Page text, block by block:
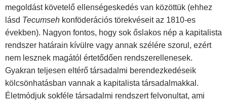
megoldást követelő ellenségeskedés van közöttük (ehhez
lásd Tecumseh konföderációs törekvéseit az 1810-es
években). Nagyon fontos, hogy sok őslakos nép a kapitalista
rendszer határain kívülre vagy annak szélére szorul, ezért
nem lesznek magától értetődően rendszerellenesek.
Gyakran teljesen eltérő társadalmi berendezkedéseik
kölcsönhatásban vannak a kapitalista társadalmakkal.
Életmódjuk sokféle társadalmi rendszert felvonultat, ami